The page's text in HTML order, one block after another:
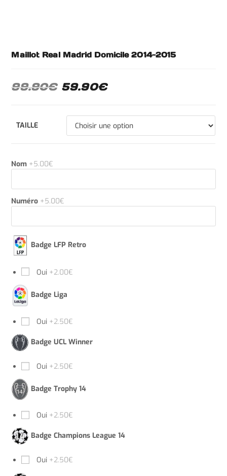
Maillot Real Madrid Domicile 2014-2015
99.90€ 59.90€
TAILLE
Nom +5.00€
Numéro +5.00€
Badge LFP Retro
Oui +2.00€
Badge Liga
Oui +2.50€
Badge UCL Winner
Oui +2.50€
Badge Trophy 14
Oui +2.50€
Badge Champions League 14
Oui +2.50€